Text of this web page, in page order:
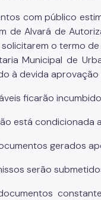
com público
de Alvará de
o termo
Municipal de
à devida
ficarão
está condicionada
gerados
serão